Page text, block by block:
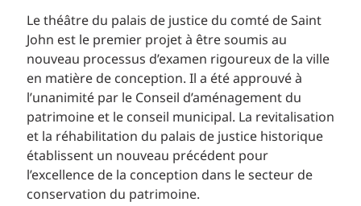
Le théâtre du palais de justice du comté de Saint
John est le premier projet à être soumis au
nouveau processus d’examen rigoureux de la ville
en matière de conception. Il a été approuvé à
l’unanimité par le Conseil d’aménagement du
patrimoine et le conseil municipal. La revitalisation
et la réhabilitation du palais de justice historique
établissent un nouveau précédent pour
l’excellence de la conception dans le secteur de
conservation du patrimoine.